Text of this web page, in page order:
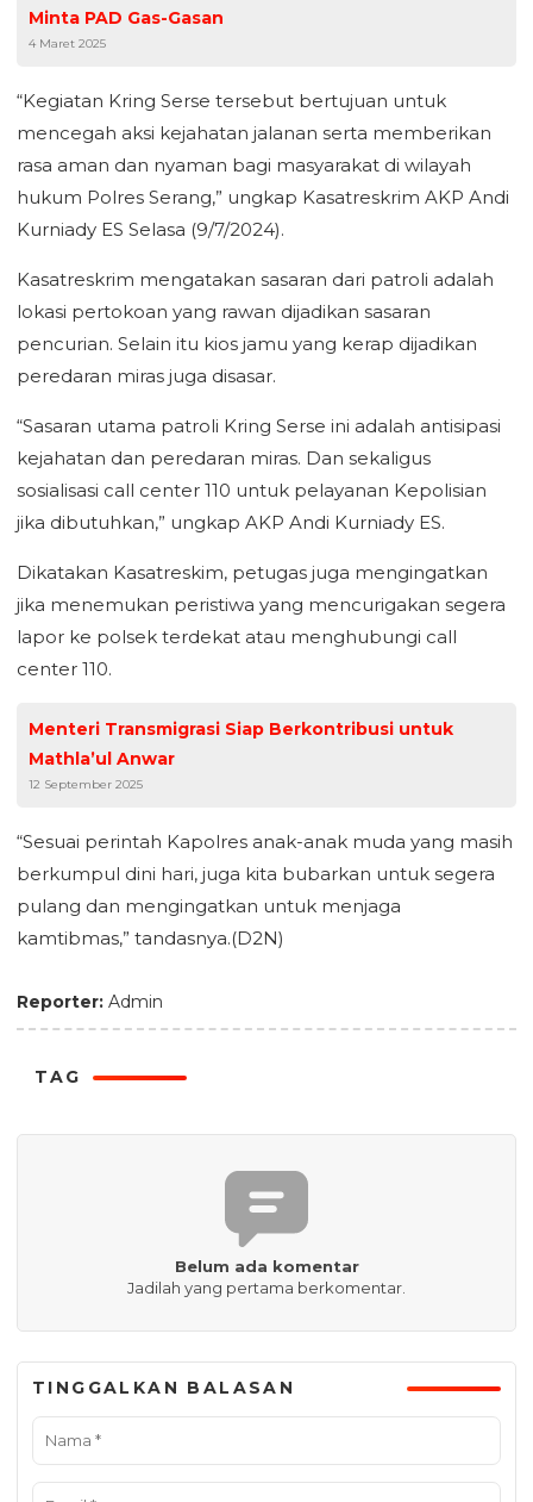
Minta PAD Gas-Gasan
4 Maret 2025
“Kegiatan Kring Serse tersebut bertujuan untuk
mencegah aksi kejahatan jalanan serta memberikan
rasa aman dan nyaman bagi masyarakat di wilayah
hukum Polres Serang,” ungkap Kasatreskrim AKP Andi
Kurniady ES Selasa (9/7/2024).
Kasatreskrim mengatakan sasaran dari patroli adalah
lokasi pertokoan yang rawan dijadikan sasaran
pencurian. Selain itu kios jamu yang kerap dijadikan
peredaran miras juga disasar.
“Sasaran utama patroli Kring Serse ini adalah antisipasi
kejahatan dan peredaran miras. Dan sekaligus
sosialisasi call center 110 untuk pelayanan Kepolisian
jika dibutuhkan,” ungkap AKP Andi Kurniady ES.
Dikatakan Kasatreskim, petugas juga mengingatkan
jika menemukan peristiwa yang mencurigakan segera
lapor ke polsek terdekat atau menghubungi call
center 110.
Menteri Transmigrasi Siap Berkontribusi untuk
Mathla’ul Anwar
12 September 2025
“Sesuai perintah Kapolres anak-anak muda yang masih
berkumpul dini hari, juga kita bubarkan untuk segera
pulang dan mengingatkan untuk menjaga
kamtibmas,” tandasnya.(D2N)
Reporter: Admin
TAG
Belum ada komentar
Jadilah yang pertama berkomentar.
TINGGALKAN BALASAN